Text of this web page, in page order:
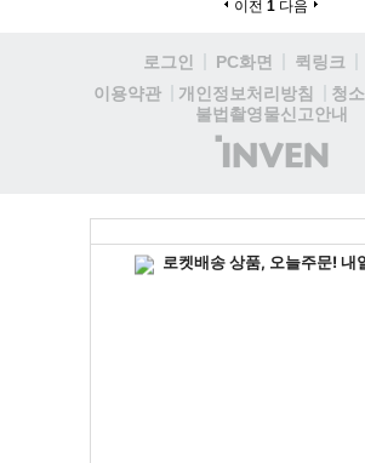
이전 1 다음
로그인 PC화면 퀵링크
이용약관
개인정보처리방침
청
불법촬영물신고안내
(주)
인